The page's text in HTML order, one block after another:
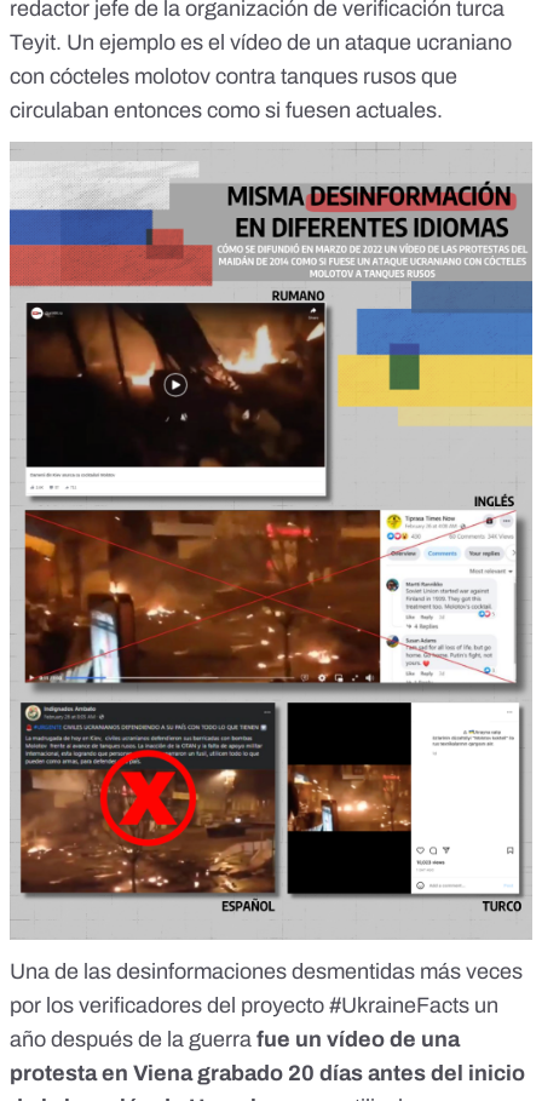
redactor jefe de la organización de verificación turca
Teyit. Un ejemplo es el vídeo de un ataque ucraniano
con cócteles molotov contra tanques rusos que
circulaban entonces como si fuesen actuales.
Una de las desinformaciones desmentidas más veces
por los verificadores del proyecto #UkraineFacts un
año después de la guerra fue un vídeo de una
protesta en Viena grabado 20 días antes del inicio